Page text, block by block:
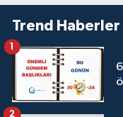
Trend Haberler
1
2